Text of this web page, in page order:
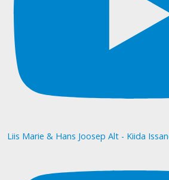
Liis Marie & Hans Joosep Alt - Kiida